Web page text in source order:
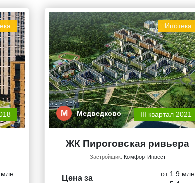
Ипотека
М Медведково III квартал 2021
ЖК Пироговская ривьера
Застройщик: КомфортИнвест
Цена за
от 1.9 млн.